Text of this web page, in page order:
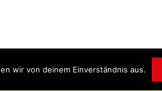
wir von deinem Einverständnis aus.